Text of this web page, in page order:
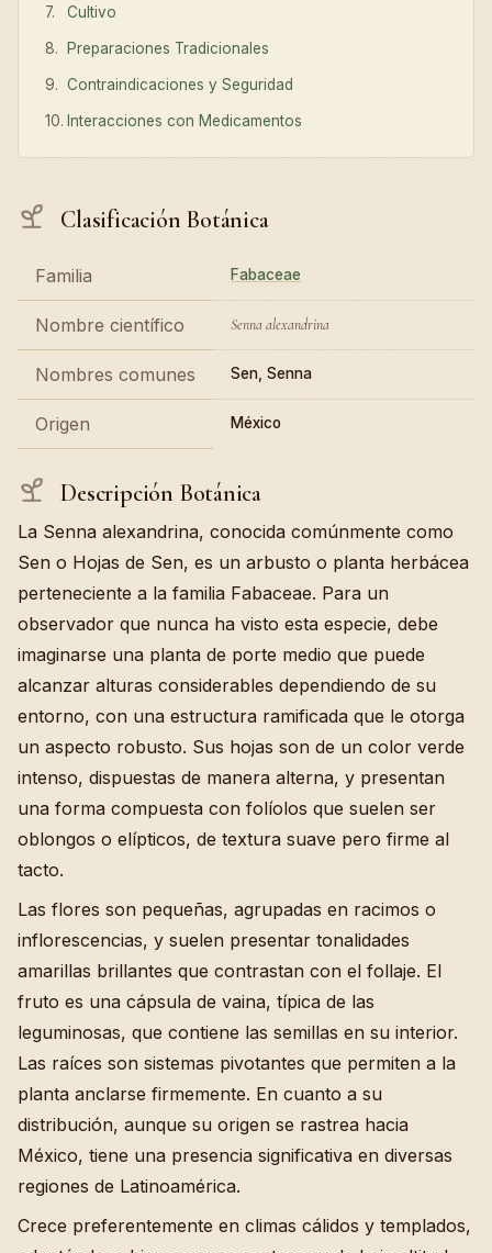
Cultivo
Preparaciones Tradicionales
Contraindicaciones y Seguridad
Interacciones con Medicamentos
Clasificación Botánica
Familia Fabaceae
Nombre científico Senna alexandrina
Nombres comunes Sen, Senna
Origen México
Descripción Botánica
La Senna alexandrina, conocida comúnmente como
Sen o Hojas de Sen, es un arbusto o planta herbácea
perteneciente a la familia Fabaceae. Para un
observador que nunca ha visto esta especie, debe
imaginarse una planta de porte medio que puede
alcanzar alturas considerables dependiendo de su
entorno, con una estructura ramificada que le otorga
un aspecto robusto. Sus hojas son de un color verde
intenso, dispuestas de manera alterna, y presentan
una forma compuesta con folíolos que suelen ser
oblongos o elípticos, de textura suave pero firme al
tacto.
Las flores son pequeñas, agrupadas en racimos o
inflorescencias, y suelen presentar tonalidades
amarillas brillantes que contrastan con el follaje. El
fruto es una cápsula de vaina, típica de las
leguminosas, que contiene las semillas en su interior.
Las raíces son sistemas pivotantes que permiten a la
planta anclarse firmemente. En cuanto a su
distribución, aunque su origen se rastrea hacia
México, tiene una presencia significativa en diversas
regiones de Latinoamérica.
Crece preferentemente en climas cálidos y templados,